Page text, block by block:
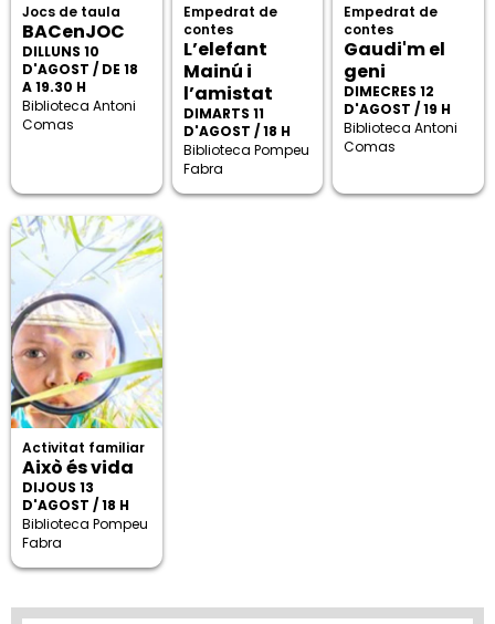
Jocs de taula
BACenJOC
DILLUNS 10
D'AGOST / DE 18
A 19.30 H
Biblioteca Antoni
Comas
Empedrat de
contes
L’elefant
Mainú i
l’amistat
DIMARTS 11
D'AGOST / 18 H
Biblioteca Pompeu
Fabra
Empedrat de
contes
Gaudi'm el
geni
DIMECRES 12
D'AGOST / 19 H
Biblioteca Antoni
Comas
Activitat familiar
Això és vida
DIJOUS 13
D'AGOST / 18 H
Biblioteca Pompeu
Fabra